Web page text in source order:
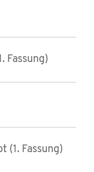
Fassung)
(1. Fassung)